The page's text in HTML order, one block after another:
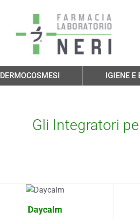
DERMOCOSMESI IGIENE E
Gli Integratori
Daycalm